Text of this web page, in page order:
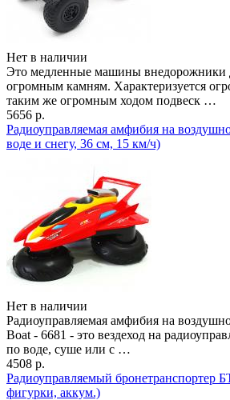
Нет в наличии
Это медленные машины внедорожники
огромным камням. Характеризуется
таким же огромным ходом подвеск …
5656 р.
Радиоуправляемая амфибия на
воде и снегу, 36 см, 15 км/ч)
Нет в наличии
Радиоуправляемая амфибия на
Boat - 6681 - это вездеход на
по воде, суше или с …
4508 р.
Радиоуправляемый бронетранспортер
фигурки, аккум.)